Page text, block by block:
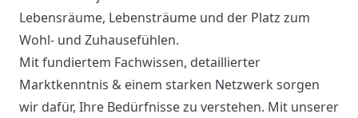
Lebensräume, Lebensträume und der Platz zum
Wohl- und Zuhausefühlen.
Mit fundiertem Fachwissen, detaillierter
Marktkenntnis & einem starken Netzwerk sorgen
wir dafür, Ihre Bedürfnisse zu verstehen. Mit unserer